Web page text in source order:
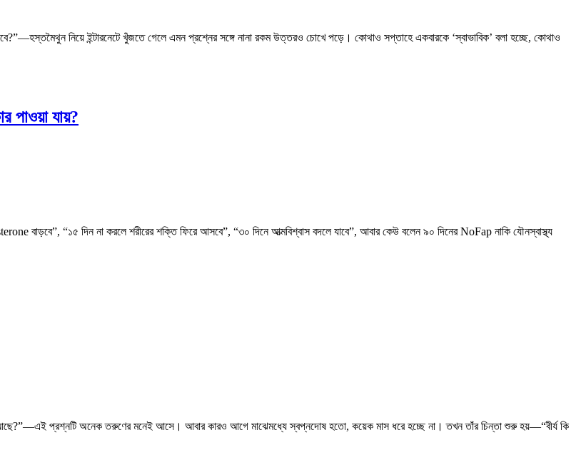
নিয়ে ইন্টারনেটে খুঁজতে গেলে এমন প্রশ্নের সঙ্গে নানা রকম উত্তরও চোখে পড়ে। কোথাও সপ্তাহে একবারকে ‘স্বাভাবিক’ বলা হচ্ছে, কোথাও
পাওয়া যায়?
বাড়বে”, “১৫ দিন না করলে শরীরের শক্তি ফিরে আসবে”, “৩০ দিনে আত্মবিশ্বাস বদলে যাবে”, আবার কেউ বলেন ৯০ দিনের NoFap নাকি যৌনস্বাস্থ্য
প্রশ্নটি অনেক তরুণের মনেই আসে। আবার কারও আগে মাঝেমধ্যে স্বপ্নদোষ হতো, কয়েক মাস ধরে হচ্ছে না। তখন তাঁর চিন্তা শুরু হয়—“বীর্য কি